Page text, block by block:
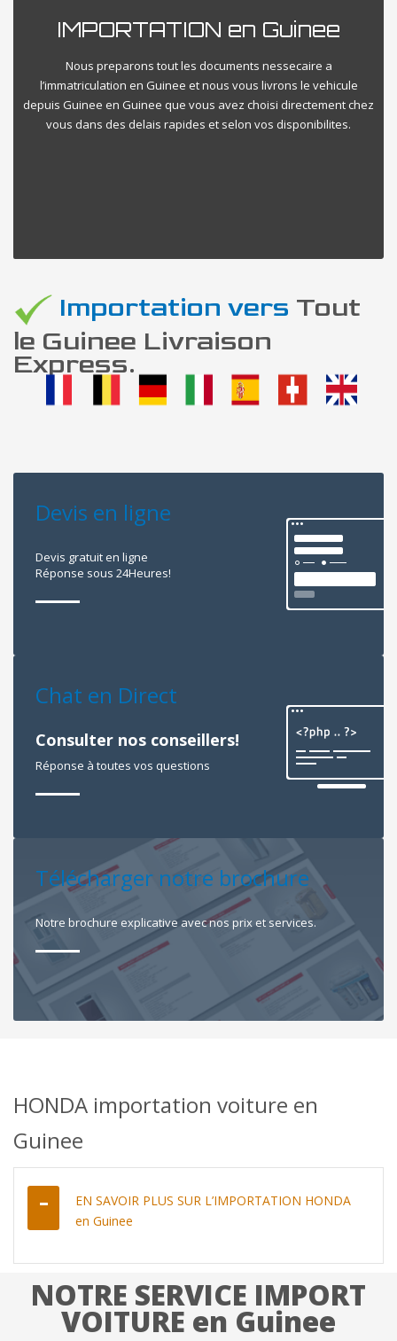
IMPORTATION en Guinee
Nous preparons tout les documents nessecaire a
l’immatriculation en Guinee et nous vous livrons le vehicule
depuis Guinee en Guinee que vous avez choisi directement chez
vous dans des delais rapides et selon vos disponibilites.
Importation vers Tout
le Guinee Livraison
Express.
Devis en ligne
Devis gratuit en ligne
Réponse sous 24Heures!
Chat en Direct
Consulter nos conseillers!
Réponse à toutes vos questions
Télécharger notre brochure
Notre brochure explicative avec nos prix et services.
HONDA importation voiture en
Guinee
EN SAVOIR PLUS SUR L’IMPORTATION HONDA
en Guinee
NOTRE SERVICE IMPORT
VOITURE en Guinee